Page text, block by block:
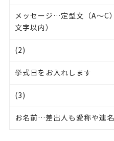
メッセージ…定型文（A～C
文字以内）
(2)
挙式日をお入れします
(3)
お名前…差出人も愛称や連